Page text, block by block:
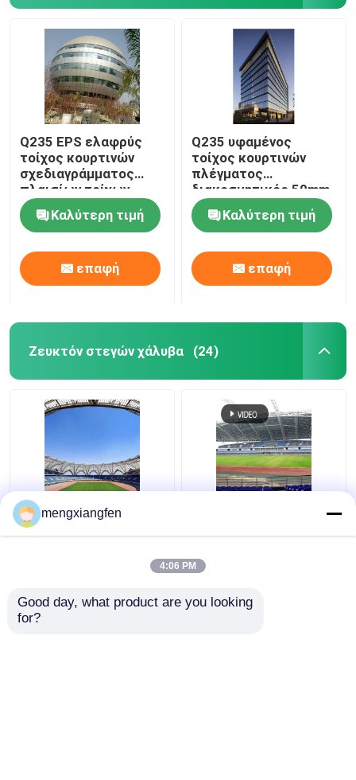
Q235 EPS ελαφρύς
τοίχος κουρτινών
σχεδιαγράμματος
πλαισίων τοίχων
κουρτινών αλουμινίου
50mmΚαλύτερη τιμή
επαφή
Q235 υφαμένος
τοίχος κουρτινών
πλέγματος
διακοσμητικός 50mm
για τα υψηλά κτήρια
ανόδουΚαλύτερη τιμή
επαφή
Ζευκτόν στεγών χάλυβα (24)
Q235 καμμμένος
χάλυβα σταθερός
στεγών μετάλλων
κατασκευής καμμμένα
mengxiangfen
4:06 PM
Good day, what product are you looking
for?